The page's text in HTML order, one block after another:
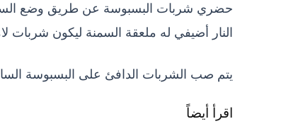
النار أضيفي له ملعقة السمنة ليكون شربات
يتم صب الشربات الدافئ على البسبوسة
اقرأ أيضاً